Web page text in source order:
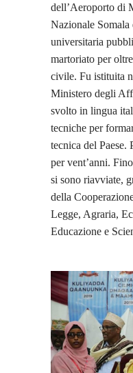
dell’Aeroporto di
Nazionale Somala
universitaria
martoriato per
civile. Fu istituita
Ministero degli
svolto in lingua
tecniche per
tecnica del Paese.
per vent’anni.
si sono riavviate,
della
Legge, Agraria,
Educazione e